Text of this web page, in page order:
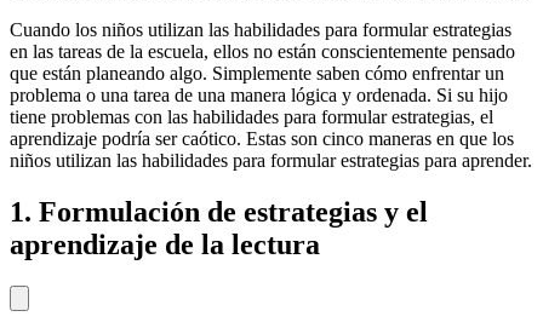
Cuando los niños utilizan las habilidades para formular estrategias
en las tareas de la escuela, ellos no están conscientemente pensado
que están planeando algo. Simplemente saben cómo enfrentar un
problema o una tarea de una manera lógica y ordenada. Si su hijo
tiene problemas con las habilidades para formular estrategias, el
aprendizaje podría ser caótico. Estas son cinco maneras en que los
niños utilizan las habilidades para formular estrategias para aprender.
1. Formulación de estrategias y el
aprendizaje de la lectura